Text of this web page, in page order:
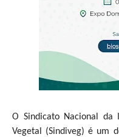
O Sindicato Nacional da
Vegetal (Sindiveg) é um